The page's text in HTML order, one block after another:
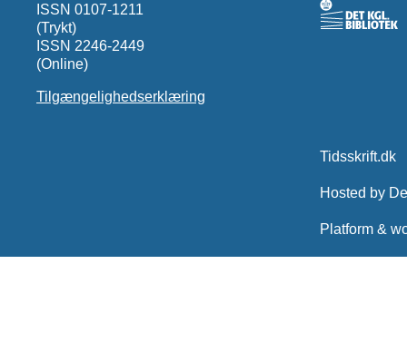
ISSN 0107-1211
(Trykt)
ISSN 2246-2449
(Online)
Tilgængelighedserklæring